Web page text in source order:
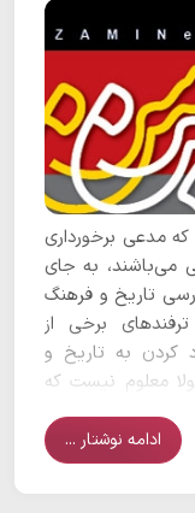
مدعی برخورداری
می‌باشند، به جای
تاریخ و فرهنگ
ترفندهای برخی از
کردن به تاریخ و
معلوم نیست که
است، چگونه وارد
امر پیامد نبود
با یک هیئت
ادامه نوشتار ...